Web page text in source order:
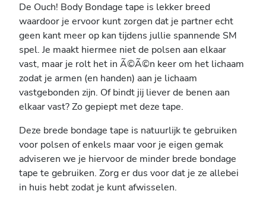
De Ouch! Body Bondage tape is lekker breed
waardoor je ervoor kunt zorgen dat je partner echt
geen kant meer op kan tijdens jullie spannende SM
spel. Je maakt hiermee niet de polsen aan elkaar
vast, maar je rolt het in Ã©Ã©n keer om het lichaam
zodat je armen (en handen) aan je lichaam
vastgebonden zijn. Of bindt jij liever de benen aan
elkaar vast? Zo gepiept met deze tape.
Deze brede bondage tape is natuurlijk te gebruiken
voor polsen of enkels maar voor je eigen gemak
adviseren we je hiervoor de minder brede bondage
tape te gebruiken. Zorg er dus voor dat je ze allebei
in huis hebt zodat je kunt afwisselen.